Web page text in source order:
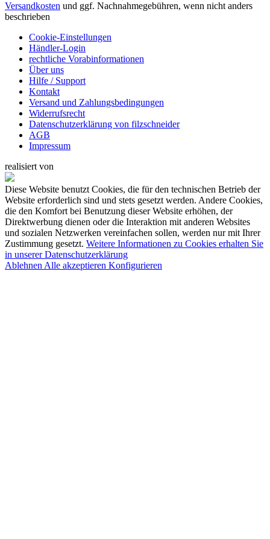
Versandkosten und ggf. Nachnahmegebühren, wenn nicht anders
beschrieben
Cookie-Einstellungen
Händler-Login
rechtliche Vorabinformationen
Über uns
Hilfe / Support
Kontakt
Versand und Zahlungsbedingungen
Widerrufsrecht
Datenschutzerklärung von filzschneider
AGB
Impressum
realisiert von
Diese Website benutzt Cookies, die für den technischen Betrieb der
Website erforderlich sind und stets gesetzt werden. Andere Cookies,
die den Komfort bei Benutzung dieser Website erhöhen, der
Direktwerbung dienen oder die Interaktion mit anderen Websites
und sozialen Netzwerken vereinfachen sollen, werden nur mit Ihrer
Zustimmung gesetzt. Weitere Informationen zu Cookies erhalten Sie
in unserer Datenschutzerklärung
Ablehnen Alle akzeptieren Konfigurieren